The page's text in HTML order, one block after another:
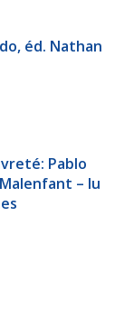
éd. Nathan
Pablo
– lu